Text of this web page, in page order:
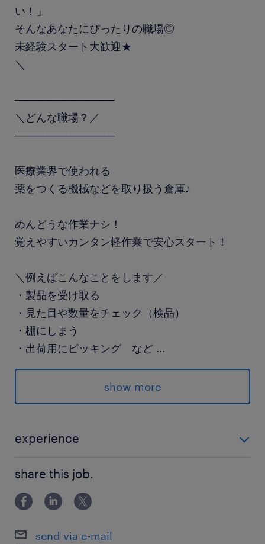
い！」
そんなあなたにぴったりの職場◎
未経験スタート大歓迎★
＼
─────────────
＼どんな職場？／
─────────────
医療業界で使われる
薬をつくる機械などを取り扱う倉庫♪
めんどうな作業ナシ！
覚えやすいカンタン軽作業で安心スタート！
＼例えばこんなことをします／
・製品を受け取る
・見た目や数量をチェック（検品）
・棚にしまう
・出荷用にピッキング など ...
お客様の製品に合わせた柔軟な物流サービスを提
東京モノレール／流通センター駅（徒歩15分）
京浜東北線／大森(東京都)駅（バス15分）
京急本線、横須賀線、京浜東北線、山手線、東海
show more
experience
share this job.
send via e-mail